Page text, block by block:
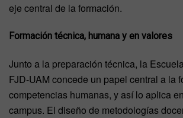
eje central de la formación.
Formación técnica, humana y en valores
Junto a la preparación técnica, la
FJD-UAM concede un papel central a la
competencias humanas, y así lo aplica
campus. El diseño de metodologías